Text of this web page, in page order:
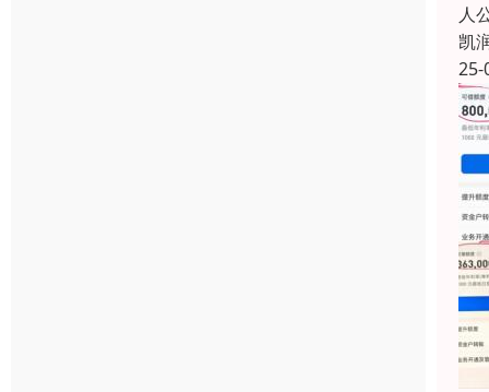
人
凯
25-